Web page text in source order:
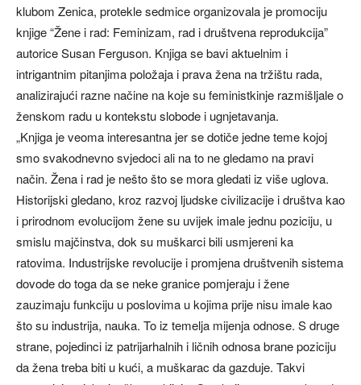
klubom Zenica, protekle sedmice organizovala je promociju
knjige “Žene i rad: Feminizam, rad i društvena reprodukcija”
autorice Susan Ferguson. Knjiga se bavi aktuelnim i
intrigantnim pitanjima položaja i prava žena na tržištu rada,
analizirajući razne načine na koje su feministkinje razmišljale o
ženskom radu u kontekstu slobode i ugnjetavanja.
„Knjiga je veoma interesantna jer se dotiče jedne teme kojoj
smo svakodnevno svjedoci ali na to ne gledamo na pravi
način. Žena i rad je nešto što se mora gledati iz više uglova.
Historijski gledano, kroz razvoj ljudske civilizacije i društva kao
i prirodnom evolucijom žene su uvijek imale jednu poziciju, u
smislu majčinstva, dok su muškarci bili usmjereni ka
ratovima. Industrijske revolucije i promjena društvenih sistema
dovode do toga da se neke granice pomjeraju i žene
zauzimaju funkciju u poslovima u kojima prije nisu imale kao
što su industrija, nauka. To iz temelja mijenja odnose. S druge
strane, pojedinci iz patrijarhalnih i ličnih odnosa brane poziciju
da žena treba biti u kući, a muškarac da gazduje. Takvi